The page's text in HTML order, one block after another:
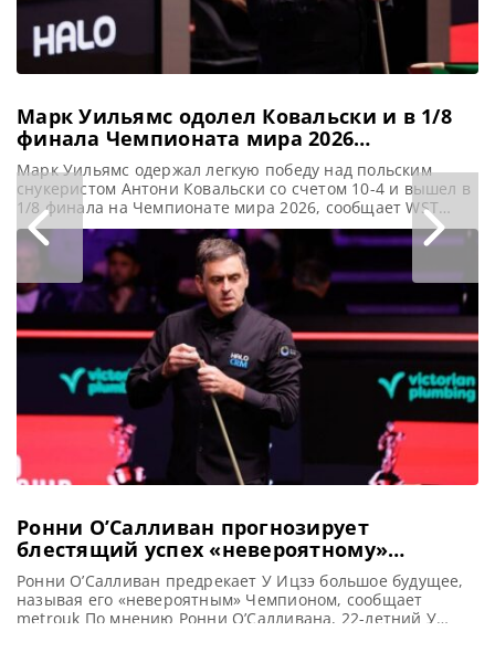
Марк Уильямс одолел Ковальски и в 1/8
финала Чемпионата мира 2026
встретится с Барри Хокинсом
Марк Уильямс одержал легкую победу над польским
снукеристом Антони Ковальски со счетом 10-4 и вышел в
1/8 финала на Чемпионате мира 2026, сообщает WST
Марк Уильямс одержал уверенную победу над
сильнейшим снукеристом из Польши Антони Ковальски
со счетом 10-4. Успешный результат привел опытного
игрока к 23-му выходу в 1/8 финала Чемпионата мира
2026 по снукеру.
Ронни О’Салливан прогнозирует
блестящий успех «невероятному»
Чемпиону мира У Ицзэ
Ронни О’Салливан предрекает У Ицзэ большое будущее,
называя его «невероятным» Чемпионом, сообщает
metrouk По мнению Ронни О’Салливана, 22-летний У